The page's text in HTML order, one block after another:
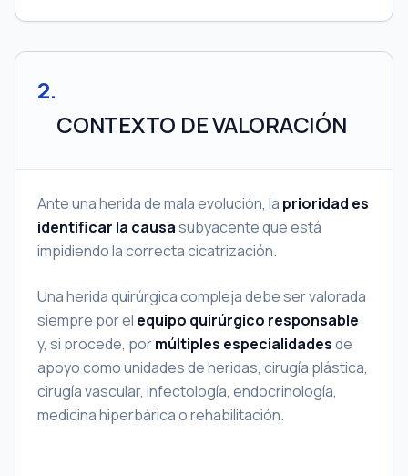
2.
CONTEXTO DE VALORACIÓN
Ante una herida de mala evolución, la prioridad es
identificar la causasubyacente que está
impidiendo la correcta cicatrización.
Una herida quirúrgica compleja debe ser valorada
siempre por el equipo quirúrgico responsable
y, si procede, pormúltiples especialidadesde
apoyo como unidades de heridas, cirugía plástica,
cirugía vascular, infectología, endocrinología,
medicina hiperbárica o rehabilitación.